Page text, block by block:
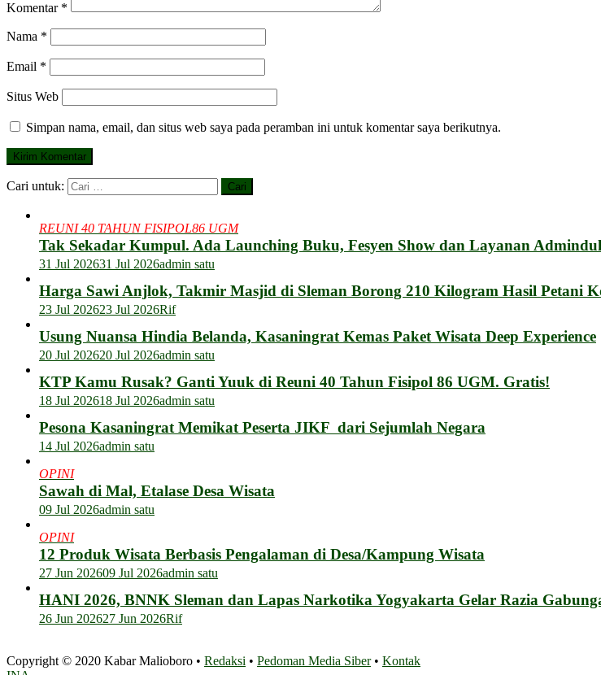
Komentar *
Nama *
Email *
Situs Web
Simpan nama, email, dan situs web saya pada peramban ini untuk komentar saya berikutnya.
Cari untuk:
REUNI 40 TAHUN FISIPOL86 UGM
Tak Sekadar Kumpul. Ada Launching Buku, Fesyen Show dan Layanan
31 Jul 202631 Jul 2026admin satu
Harga Sawi Anjlok, Takmir Masjid di Sleman Borong 210 Kilogram Hasil Petani
23 Jul 202623 Jul 2026Rif
Usung Nuansa Hindia Belanda, Kasaningrat Kemas Paket Wisata Deep Experience
20 Jul 202620 Jul 2026admin satu
KTP Kamu Rusak? Ganti Yuuk di Reuni 40 Tahun Fisipol 86 UGM. Gratis!
18 Jul 202618 Jul 2026admin satu
Pesona Kasaningrat Memikat Peserta JIKF dari Sejumlah Negara
14 Jul 2026admin satu
OPINI
Sawah di Mal, Etalase Desa Wisata
09 Jul 2026admin satu
OPINI
12 Produk Wisata Berbasis Pengalaman di Desa/Kampung Wisata
27 Jun 202609 Jul 2026admin satu
HANI 2026, BNNK Sleman dan Lapas Narkotika Yogyakarta Gelar Razia
26 Jun 202627 Jun 2026Rif
Copyright © 2020 Kabar Malioboro • Redaksi • Pedoman Media Siber• Kontak